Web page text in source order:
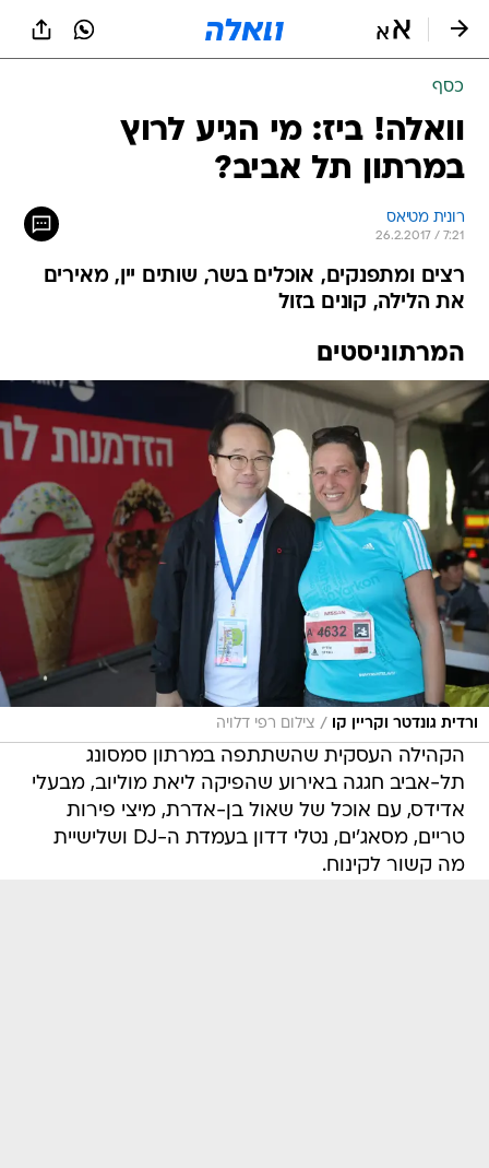
כסף
וואלה! ביז: מי הגיע לרוץ
במרתון תל אביב?
רונית מטיאס
26.2.2017 / 7:21
רצים ומתפנקים, אוכלים בשר, שותים יין, מאירים
את הלילה, קונים בזול
המרתוניסטים
ורדית גונדטר וקריין קו / צילום רפי דלויה
הקהילה העסקית שהשתתפה במרתון סמסונג
תל-אביב חגגה באירוע שהפיקה ליאת מוליוב, מבעלי
אדידס, עם אוכל של שאול בן-אדרת, מיצי פירות
טריים, מסאג'ים, נטלי דדון בעמדת ה-DJ ושלישיית
מה קשור לקינוח.